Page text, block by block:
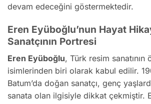
devam edeceğini göstermektedir.
Eren Eyüboğlu’nun Hayat
Sanatçının Portresi
Eren Eyüboğlu, Türk resim sanatının
isimlerinden biri olarak kabul edilir.
Batum’da doğan sanatçı, genç
sanata olan ilgisiyle dikkat çekmiştir.